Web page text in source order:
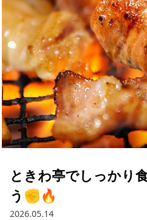
ときわ亭でしっかり
う✊🔥
2026.05.14